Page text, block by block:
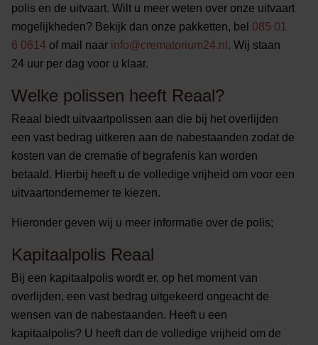
polis en de uitvaart. Wilt u meer weten over onze uitvaart
mogelijkheden? Bekijk dan onze pakketten, bel 085 01
6 0614 of mail naar info@crematorium24.nl . Wij staan
24 uur per dag voor u klaar.
Welke polissen heeft Reaal?
Reaal biedt uitvaartpolissen aan die bij het overlijden
een vast bedrag uitkeren aan de nabestaanden zodat de
kosten van de crematie of begrafenis kan worden
betaald. Hierbij heeft u de volledige vrijheid om voor een
uitvaartondernemer te kiezen.
Hieronder geven wij u meer informatie over de polis;
Kapitaalpolis Reaal
Bij een kapitaalpolis wordt er, op het moment van
overlijden, een vast bedrag uitgekeerd ongeacht de
wensen van de nabestaanden. Heeft u een
kapitaalpolis? U heeft dan de volledige vrijheid om de